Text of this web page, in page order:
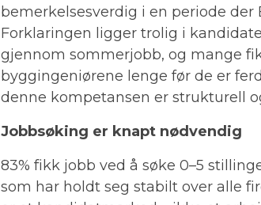
bemerkelsesverdig i en periode
Forklaringen ligger trolig i
gjennom sommerjobb, og mange
byggingeniørene lenge før de er
denne kompetansen er strukturell
Jobbsøking er knapt nødvendig
83% fikk jobb ved å søke 0–5
som har holdt seg stabilt over alle